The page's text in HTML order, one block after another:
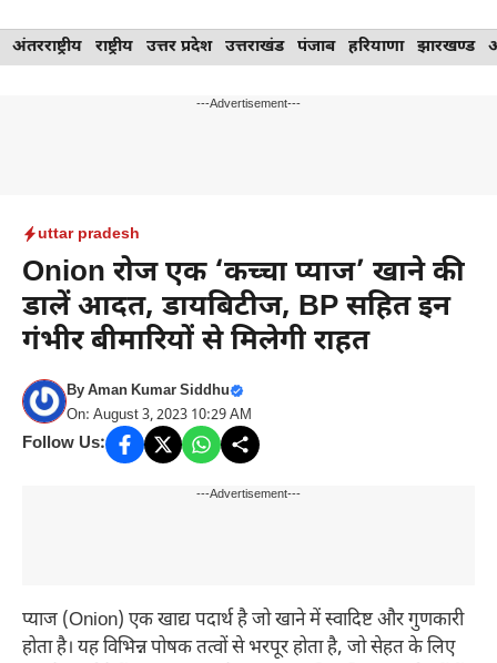
Skip
to
अंतरराष्ट्रीय राष्ट्रीय उत्तर प्रदेश उत्तराखंड पंजाब हरियाणा झारखण्ड
---Advertisement---
uttar pradesh
Onion रोज एक ‘कच्चा प्याज’ खाने की
डालें आदत, डायबिटीज, BP सहित इन
गंभीर बीमारियों से मिलेगी राहत
ByAman Kumar Siddhu
On: August 3, 2023 10:29 AM
Follow Us:
---Advertisement---
प्याज (Onion) एक खाद्य पदार्थ है जो खाने में स्वादिष्ट और गुणकारी
होता है। यह विभिन्न पोषक तत्वों से भरपूर होता है, जो सेहत के लिए